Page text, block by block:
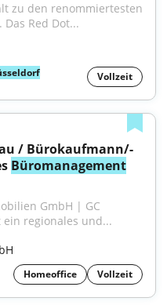
zu den renommiertesten
Red Dot...
Vollzeit
/ Bürokaufmann/-
Büromanagement
GmbH | GC
regionales und...
Homeoffice Vollzeit